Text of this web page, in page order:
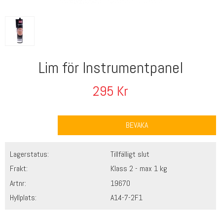
Lim för Instrumentpanel
295 Kr
BEVAKA
Lagerstatus:
Tillfälligt slut
Frakt:
Klass 2 - max 1 kg
Artnr:
19670
Hyllplats:
A14-7-2F1